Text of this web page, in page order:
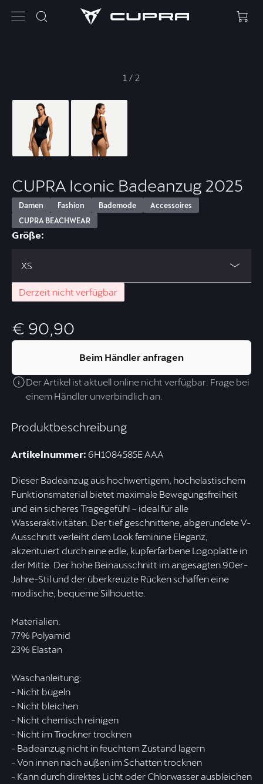
1 / 2
Produktbeschreibung
Artikelnummer: 6H1084585E AAA
Dieser Badeanzug aus hochwertigem, hochelastischem
Funktionsmaterial bietet maximale Bewegungsfreiheit
und ein sicheres Tragegefühl – ideal für alle
Wasseraktivitäten. Der tief geschnittene, abgerundete V-
Ausschnitt verleiht dem Look feminine Eleganz,
akzentuiert durch eine edle, kupferfarbene Logoplatte in
der Mitte. Der hohe Beinausschnitt im angesagten 90er-
Jahre-Stil und der überkreuzte Rücken schaffen eine
modische, bequeme Silhouette.
Materialien:
77% Polyamid
23% Elastan
Waschanleitung:
- Nicht bügeln
- Nicht bleichen
- Nicht chemisch reinigen
- Nicht im Trockner trocknen
- Badeanzug nicht in feuchtem Zustand lagern
- Von innen nach außen im Schatten trocknen
- Kann durch direktes Licht oder Chlorwasser ausbleichen
CUPRA Iconic Badeanzug 2025
Damen Fashion Bademode
Accessoires
CUPRA BEACHWEAR
Größe:
XS
Derzeit nicht verfügbar
€ 90,90
Beim Händler anfragen
Der Artikel ist aktuell online nicht verfügbar. Frage bei
einem Händler unverbindlich an.